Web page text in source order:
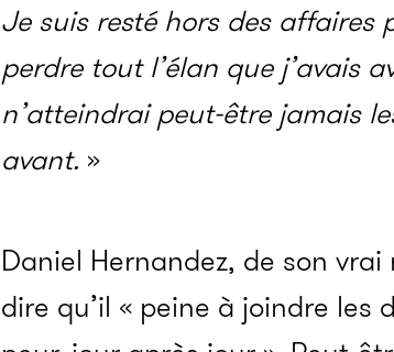
Je suis resté hors des affaires
perdre tout l’élan que j’avais
n’atteindrai peut-être jamais
avant. »
Daniel Hernandez, de son
dire qu’il « peine à joindre les